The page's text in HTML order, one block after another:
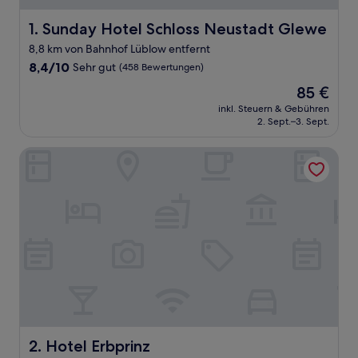
1. Sunday Hotel Schloss Neustadt Glewe
Sunday Hotel Schloss Neustadt Glewe
8,8 km von Bahnhof Lüblow entfernt
8.4
Bewertungen)
8,4/10 Sehr gut (458 Bewertungen)
Der
Preis
beträgt
85 €
inkl. Steuern & Gebühren
2. Sept.–3. Sept.
2. Hotel Erbprinz
Hotel Erbprinz